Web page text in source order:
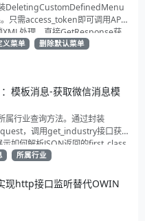
DeletingCustomDefinedMenu
只需access_token即可调用API
处理，直接GetResponse获
议收藏备用！
义菜单
删除默认菜单
模板消息-获取微信消息模
属行业查询方法。通过封装
，调用get_industry接口获
如何解析JSON返回的first_class
知场景开发支持
所属行业
现http接口监听替代OWIN